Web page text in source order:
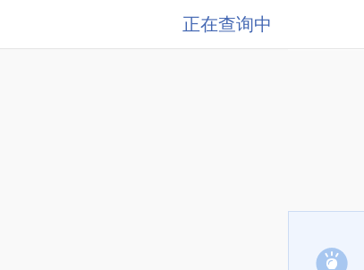
正在查询中